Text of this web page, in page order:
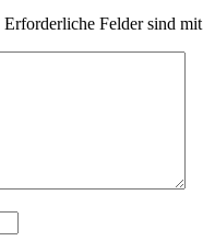
Erforderliche Felder sind mit